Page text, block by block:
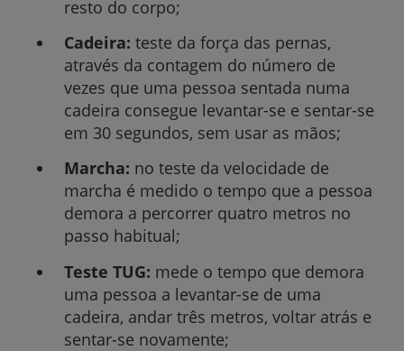
resto do corpo;
Cadeira: teste da força das pernas,
através da contagem do número de
vezes que uma pessoa sentada numa
cadeira consegue levantar-se e sentar-se
em 30 segundos, sem usar as mãos;
Marcha: no teste da velocidade de
marcha é medido o tempo que a pessoa
demora a percorrer quatro metros no
passo habitual;
Teste TUG: mede o tempo que demora
uma pessoa a levantar-se de uma
cadeira, andar três metros, voltar atrás e
sentar-se novamente;